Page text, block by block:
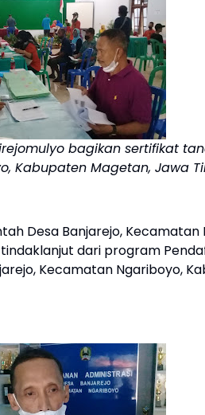
bagikan sertifikat
Kabupaten Magetan, Jawa
Desa Banjarejo,
dari program
Kecamatan Ngariboyo,